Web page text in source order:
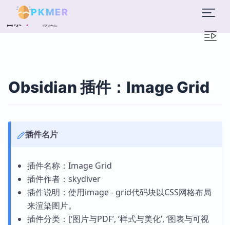
PKMER
目录 概述
Obsidian 插件：Image Grid
插件名片
插件名称：Image Grid
插件作者：skydiver
插件说明：使用image - grid代码块以CSS网格布局
来渲染图片。
插件分类：[‘图片与PDF’, ‘样式与美化’, ‘图表与可视